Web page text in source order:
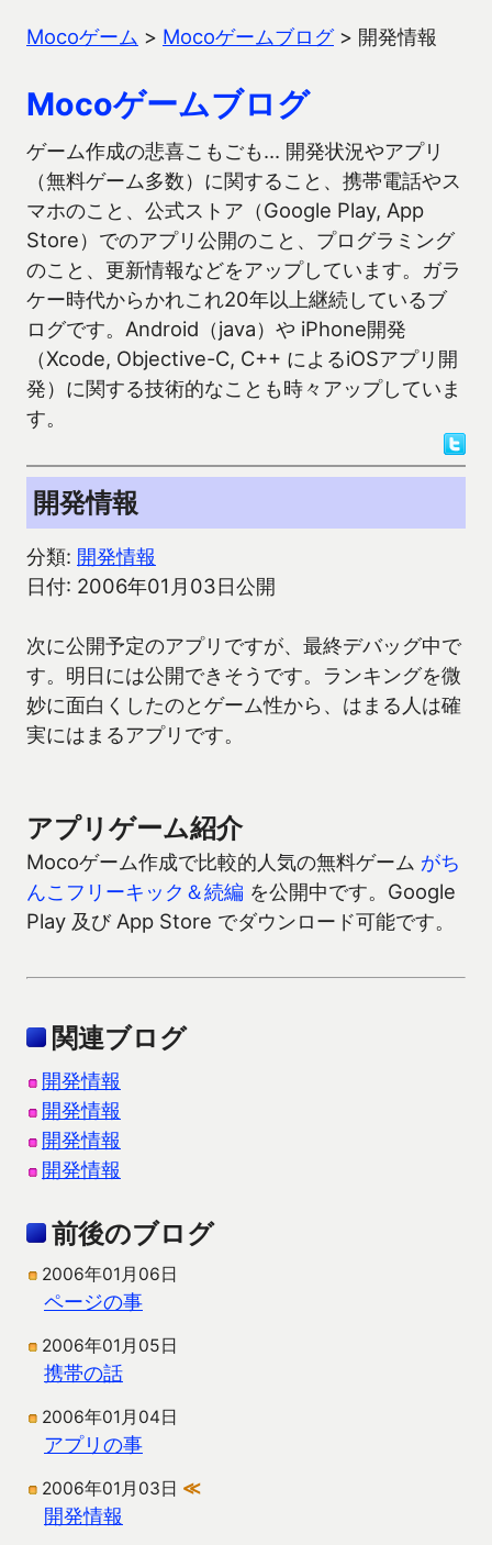
Mocoゲーム > Mocoゲームブログ> 開発情報
Mocoゲームブログ
ゲーム作成の悲喜こもごも… 開発状況やアプリ
（無料ゲーム多数）に関すること、携帯電話やス
マホのこと、公式ストア（Google Play, App
Store）でのアプリ公開のこと、プログラミング
のこと、更新情報などをアップしています。ガラ
ケー時代からかれこれ20年以上継続しているブ
ログです。Android（java）や iPhone開発
（Xcode, Objective-C, C++ によるiOSアプリ開
発）に関する技術的なことも時々アップしていま
す。
開発情報
分類: 開発情報
日付: 2006年01月03日公開
次に公開予定のアプリですが、最終デバッグ中で
す。明日には公開できそうです。ランキングを微
妙に面白くしたのとゲーム性から、はまる人は確
実にはまるアプリです。
アプリゲーム紹介
Mocoゲーム作成で比較的人気の無料ゲーム がち
んこフリーキック＆続編 を公開中です。Google
Play 及び App Store でダウンロード可能です。
関連ブログ
開発情報
開発情報
開発情報
開発情報
前後のブログ
2006年01月06日
ページの事
2006年01月05日
携帯の話
2006年01月04日
アプリの事
2006年01月03日 ≪
開発情報